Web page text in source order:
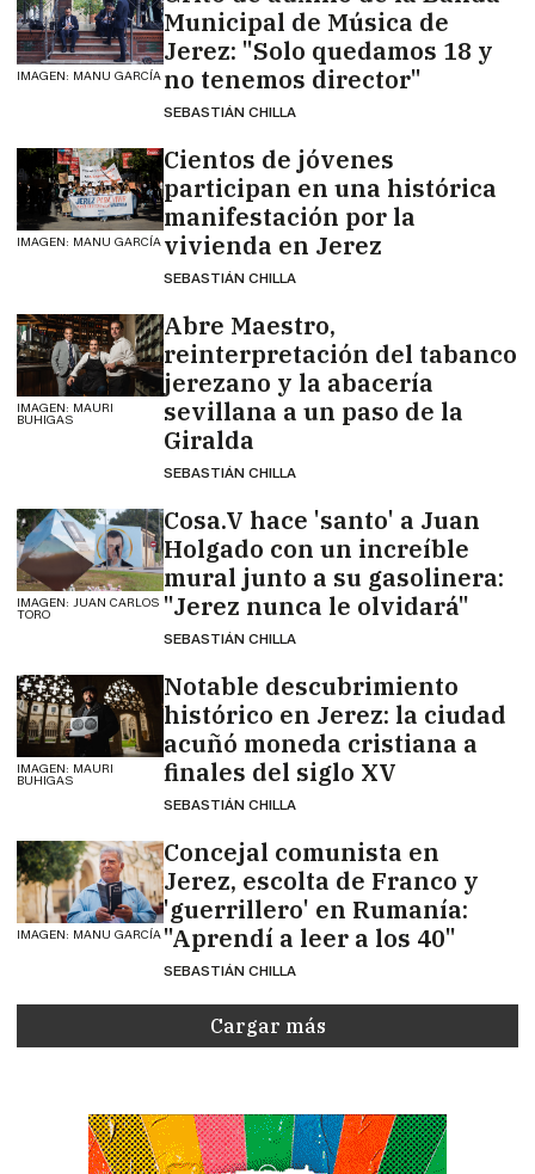
IMAGEN: MANU GARCÍA
Municipal de Música de
Jerez: "Solo quedamos 18 y
no tenemos director"
SEBASTIÁN CHILLA
IMAGEN: MANU GARCÍA
Cientos de jóvenes
participan en una histórica
manifestación por la
vivienda en Jerez
SEBASTIÁN CHILLA
IMAGEN: MAURI
BUHIGAS
Abre Maestro,
reinterpretación del tabanco
jerezano y la abacería
sevillana a un paso de la
Giralda
SEBASTIÁN CHILLA
IMAGEN: JUAN CARLOS
TORO
Cosa.V hace 'santo' a Juan
Holgado con un increíble
mural junto a su gasolinera:
"Jerez nunca le olvidará"
SEBASTIÁN CHILLA
IMAGEN: MAURI
BUHIGAS
Notable descubrimiento
histórico en Jerez: la ciudad
acuñó moneda cristiana a
finales del siglo XV
SEBASTIÁN CHILLA
IMAGEN: MANU GARCÍA
Concejal comunista en
Jerez, escolta de Franco y
'guerrillero' en Rumanía:
"Aprendí a leer a los 40"
SEBASTIÁN CHILLA
Cargar más